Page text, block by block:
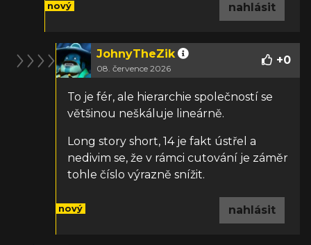
nový nahlásit
JohnyTheZik
08. července 2026
+0
To je fér, ale hierarchie společností se
většinou neškáluje lineárně.
Long story short, 14 je fakt ústřel a
nedivim se, že v rámci cutování je záměr
tohle číslo výrazně snížit.
nový nahlásit